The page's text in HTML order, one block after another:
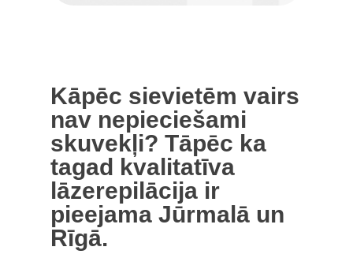
Kāpēc sievietēm vairs
nav nepieciešami
skuvekļi? Tāpēc ka
tagad kvalitatīva
lāzerepilācija ir
pieejama Jūrmalā un
Rīgā.